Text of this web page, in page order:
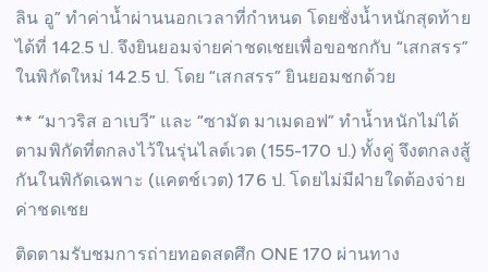
ลิน อู” ทำค่าน้ำผ่านนอกเวลาที่กำหนด โดยชั่งน้ำหนักสุดท้าย
ได้ที่ 142.5 ป. จึงยินยอมจ่ายค่าชดเชยเพื่อขอชกกับ “เสกสรร”
ในพิกัดใหม่ 142.5 ป. โดย “เสกสรร” ยินยอมชกด้วย
** “มาวริส อาเบวี” และ “ซามัต มาเมดอฟ” ทำน้ำหนักไม่ได้
ตามพิกัดที่ตกลงไว้ในรุ่นไลต์เวต (155-170 ป.) ทั้งคู่ จึงตกลงสู้
กันในพิกัดเฉพาะ (แคตช์เวต) 176 ป. โดยไม่มีฝ่ายใดต้องจ่าย
ค่าชดเชย
ติดตามรับชมการถ่ายทอดสดศึก ONE 170 ผ่านทาง